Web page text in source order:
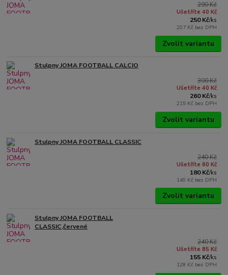
290 Kč
Ušetříte 40 Kč
250 Kč/ks
207 Kč bez DPH
Zvolit variantu
Stulpny JOMA FOOTBALL CALCIO
300 Kč
Ušetříte 40 Kč
260 Kč/ks
215 Kč bez DPH
Zvolit variantu
Stulpny JOMA FOOTBALL CLASSIC
240 Kč
Ušetříte 60 Kč
180 Kč/ks
149 Kč bez DPH
Zvolit variantu
Stulpny JOMA FOOTBALL
CLASSIC,červené
240 Kč
Ušetříte 85 Kč
155 Kč/ks
128 Kč bez DPH